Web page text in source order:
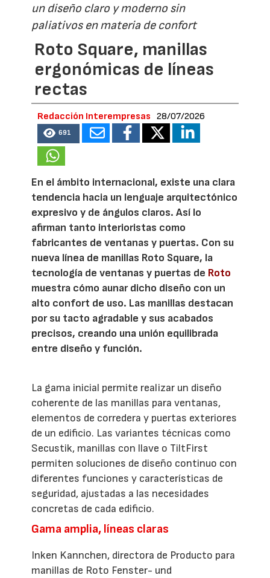
un diseño claro y moderno sin
paliativos en materia de confort
Roto Square, manillas
ergonómicas de líneas
rectas
Redacción Interempresas 28/07/2026
691
En el ámbito internacional, existe una clara
tendencia hacia un lenguaje arquitectónico
expresivo y de ángulos claros. Así lo
afirman tanto interioristas como
fabricantes de ventanas y puertas. Con su
nueva línea de manillas Roto Square, la
tecnología de ventanas y puertas de Roto
muestra cómo aunar dicho diseño con un
alto confort de uso. Las manillas destacan
por su tacto agradable y sus acabados
precisos, creando una unión equilibrada
entre diseño y función.
La gama inicial permite realizar un diseño
coherente de las manillas para ventanas,
elementos de corredera y puertas exteriores
de un edificio. Las variantes técnicas como
Secustik, manillas con llave o TiltFirst
permiten soluciones de diseño continuo con
diferentes funciones y características de
seguridad, ajustadas a las necesidades
concretas de cada edificio.
Gama amplia, líneas claras
Inken Kannchen, directora de Producto para
manillas de Roto Fenster- und